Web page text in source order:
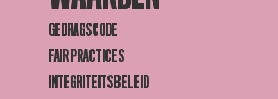
GEDRAGSCODE
FAIR PRACTICES
INTEGRITEITSBELEID